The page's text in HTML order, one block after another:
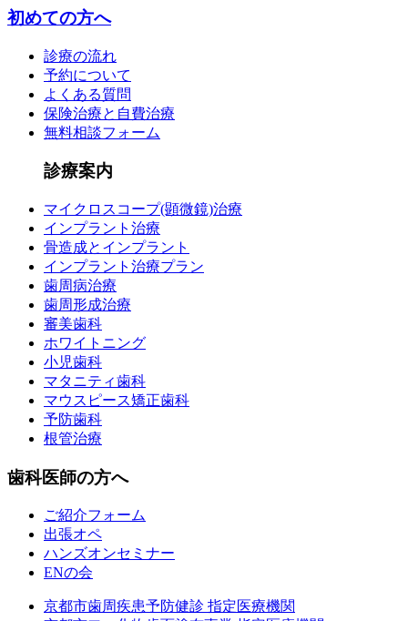
初めての方へ
診療の流れ
予約について
よくある質問
保険治療と自費治療
無料相談フォーム
診療案内
マイクロスコープ(顕微鏡)治療
インプラント治療
骨造成とインプラント
インプラント治療プラン
歯周病治療
歯周形成治療
審美歯科
ホワイトニング
小児歯科
マタニティ歯科
マウスピース矯正歯科
予防歯科
根管治療
歯科医師の方へ
ご紹介フォーム
出張オペ
ハンズオンセミナー
ENの会
京都市歯周疾患予防健診 指定医療機関